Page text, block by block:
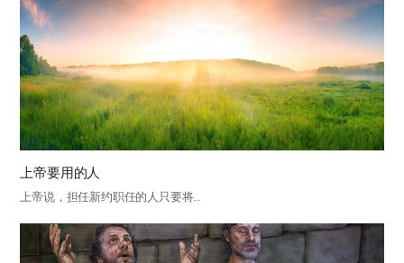
上帝要用的人
上帝说，担任新约职任的人只要将…